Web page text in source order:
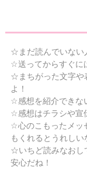
☆まだ読んでいない
☆送ってからすぐに
☆まちがった文字や
よ！
☆感想を紹介できな
☆感想はチラシや宣
☆心のこもったメッ
もくれるとうれしい
☆いちど読みなおし
安心だね！